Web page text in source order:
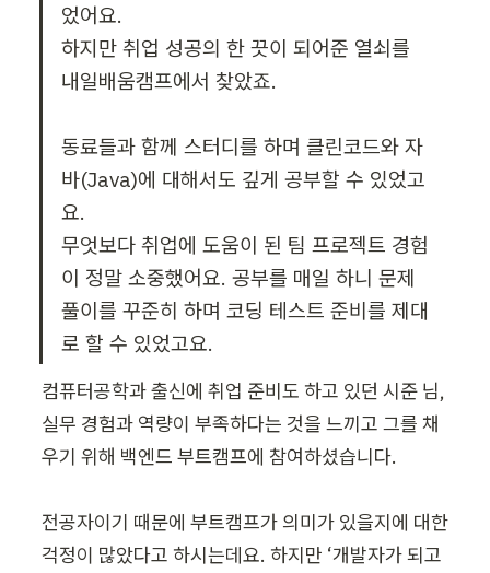
었어요.
하지만 취업 성공의 한 끗이 되어준 열쇠를
내일배움캠프에서 찾았죠.
동료들과 함께 스터디를 하며 클린코드와 자
바(Java)에 대해서도 깊게 공부할 수 있었고
요.
무엇보다 취업에 도움이 된 팀 프로젝트 경험
이 정말 소중했어요. 공부를 매일 하니 문제
풀이를 꾸준히 하며 코딩 테스트 준비를 제대
로 할 수 있었고요.
컴퓨터공학과 출신에 취업 준비도 하고 있던 시준 님,
실무 경험과 역량이 부족하다는 것을 느끼고 그를 채
우기 위해 백엔드 부트캠프에 참여하셨습니다.
전공자이기 때문에 부트캠프가 의미가 있을지에 대한
걱정이 많았다고 하시는데요. 하지만 ‘개발자가 되고